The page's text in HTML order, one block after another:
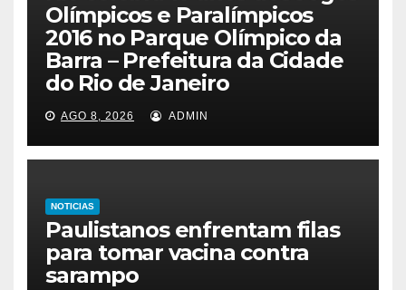
Olímpicos e Paralímpicos
2016 no Parque Olímpico da
Barra – Prefeitura da Cidade
do Rio de Janeiro
AGO 8, 2026 ADMIN
NOTICIAS
Paulistanos enfrentam filas
para tomar vacina contra
sarampo